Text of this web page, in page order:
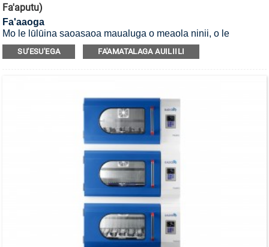
Fa'aputu)
Fa'aaoga
Mo le lūlūina saoasaoa maualuga o meaola ninii, o le
incubator shaker e mafai ona fa'aputu mo le fa'amamāina o
siama i le UV ma le afi e lua ma le fata e lua e lūlū ai.
SU'ESU'EGA FA'AMATALAGA AUILIILI